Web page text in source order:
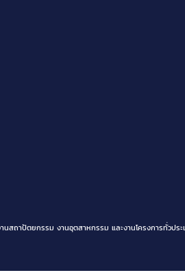
นสถาปัตยกรรม งานอุตสาหกรรม และงานโครงการทั่